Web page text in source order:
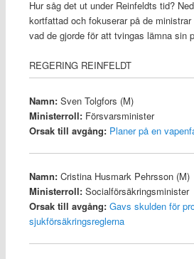
Hur såg det ut under Reinfeldts tid?
kortfattad och fokuserar på de
vad de gjorde för att tvingas lämna sin
REGERING REINFELDT
Namn:Sven Tolgfors (M)
Ministerroll:Försvarsminister
Orsak till avgång: Planer på en
Namn:Cristina Husmark Pehrsson (M)
Ministerroll:Socialförsäkringsminister
Orsak till avgång: Gavs skulden för
sjukförsäkringsreglerna